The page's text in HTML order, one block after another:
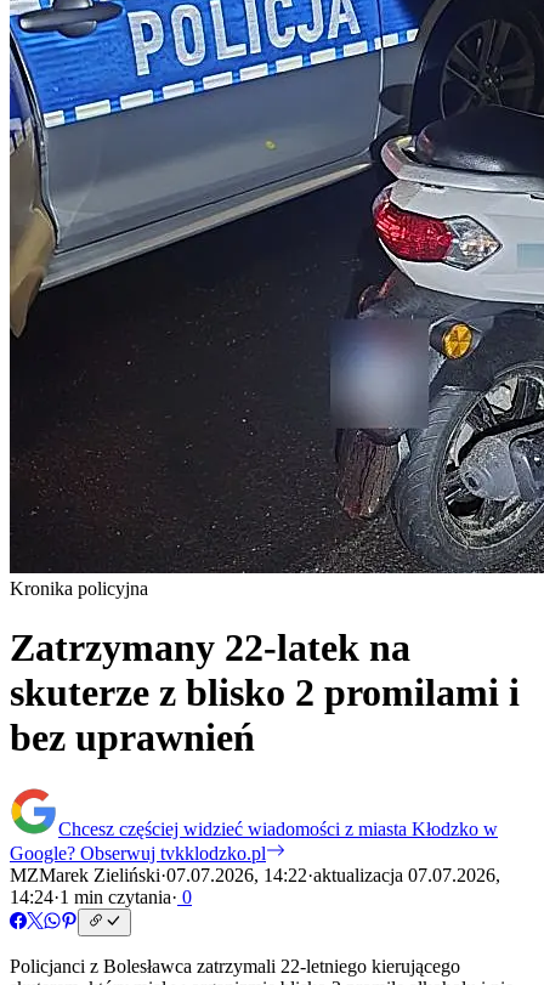
Kronika policyjna
Zatrzymany 22-latek na
skuterze z blisko 2 promilami i
bez uprawnień
Chcesz częściej widzieć wiadomości z miasta Kłodzko w
Google? Obserwuj tvkklodzko.pl
MZMarek Zieliński·07.07.2026, 14:22·aktualizacja 07.07.2026,
14:24·1 min czytania· 0
Policjanci z Bolesławca zatrzymali 22-letniego kierującego